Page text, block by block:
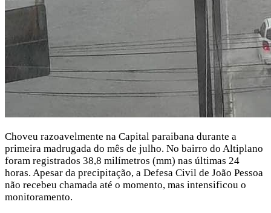
Choveu razoavelmente na Capital paraibana durante a
primeira madrugada do mês de julho. No bairro do Altiplano
foram registrados 38,8 milímetros (mm) nas últimas 24
horas. Apesar da precipitação, a Defesa Civil de João Pessoa
não recebeu chamada até o momento, mas intensificou o
monitoramento.